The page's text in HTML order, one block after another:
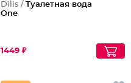
Dilis / Туалетная вода
One
1449 ₽